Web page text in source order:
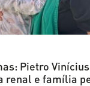
Pietro
renal e família